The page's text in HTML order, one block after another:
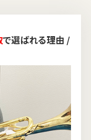
で選ばれる理由 /